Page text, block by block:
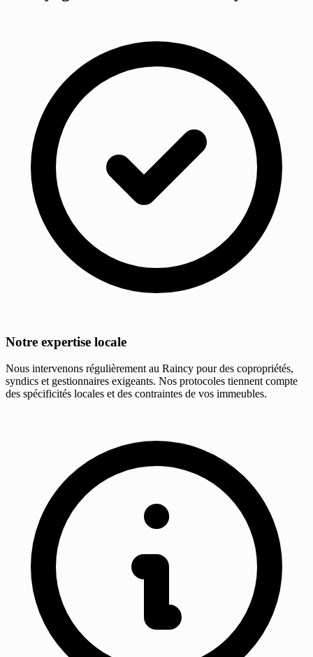
Notre expertise locale
Nous intervenons régulièrement au Raincy pour des copropriétés,
syndics et gestionnaires exigeants. Nos protocoles tiennent compte
des spécificités locales et des contraintes de vos immeubles.